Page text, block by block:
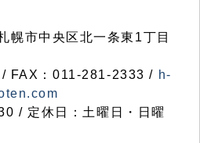
市中央区北一条東1丁目
FAX：011-281-2333 / h-
/ 定休日：土曜日・日曜